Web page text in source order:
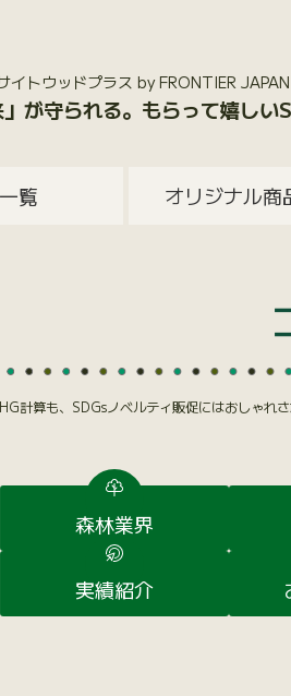
イトウッドプラス by FRONTIER JAPAN
が守られる。もらって嬉しい
覧 オリジナル商
計算も、SDGsノベルティ販促にはおしゃれ
森林業界
実績紹介